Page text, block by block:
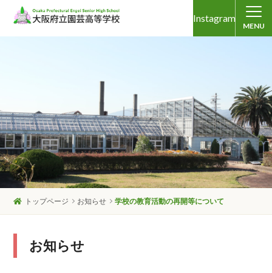
Instagram
MENU
トップページ お知らせ 学校の教育活動の再開等について
お知らせ